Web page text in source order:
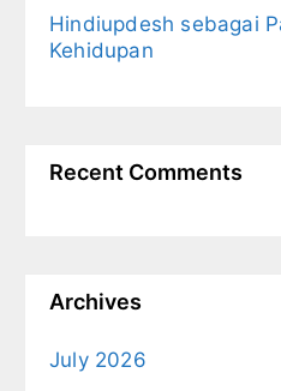
Hindiupdesh sebagai
Kehidupan
Recent Comments
Archives
July 2026